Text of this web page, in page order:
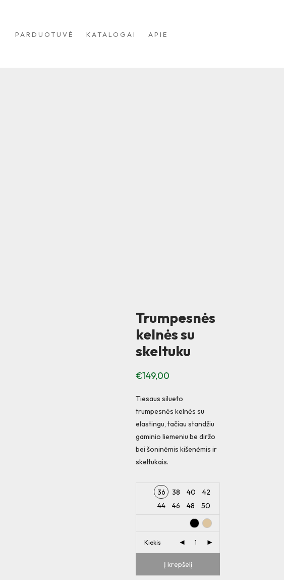
PARDUOTUVĖ KATALOGAI APIE
Trumpesnės
kelnės su
skeltuku
€149,00
Tiesaus silueto
trumpesnės kelnės su
elastingu, tačiau standžiu
gaminio liemeniu be diržo
bei šoninėmis kišenėmis ir
skeltukais.
36 38 40
42
44
46 48 50
Kiekis
Į krepšelį